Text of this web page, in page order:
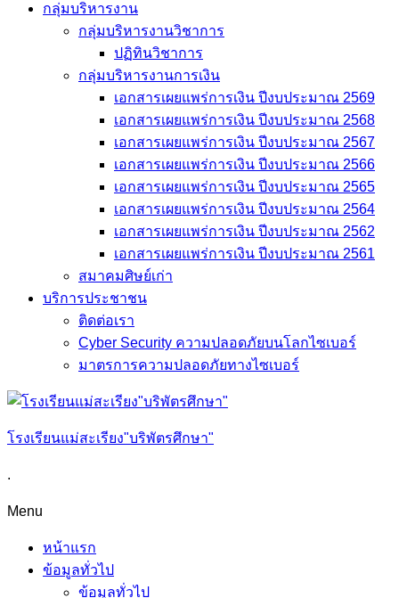
กลุ่มบริหารงาน
กลุ่มบริหารงานวิชาการ
ปฏิทินวิชาการ
กลุ่มบริหารงานการเงิน
เอกสารเผยแพร่การเงิน ปีงบประมาณ 2569
เอกสารเผยแพร่การเงิน ปีงบประมาณ 2568
เอกสารเผยแพร่การเงิน ปีงบประมาณ 2567
เอกสารเผยแพร่การเงิน ปีงบประมาณ 2566
เอกสารเผยแพร่การเงิน ปีงบประมาณ 2565
เอกสารเผยแพร่การเงิน ปีงบประมาณ 2564
เอกสารเผยแพร่การเงิน ปีงบประมาณ 2562
เอกสารเผยแพร่การเงิน ปีงบประมาณ 2561
สมาคมศิษย์เก่า
บริการประชาชน
ติดต่อเรา
Cyber Security ความปลอดภัยบนโลกไซเบอร์
มาตรการความปลอดภัยทางไซเบอร์
โรงเรียนแม่สะเรียง"บริพัตรศึกษา"
.
Menu
หน้าแรก
ข้อมูลทั่วไป
ข้อมูลทั่วไป